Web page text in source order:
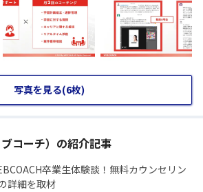
写真を見る(6枚)
コーチ）の紹介記事
卒業生体験談！無料カウンセリン
詳細を取材